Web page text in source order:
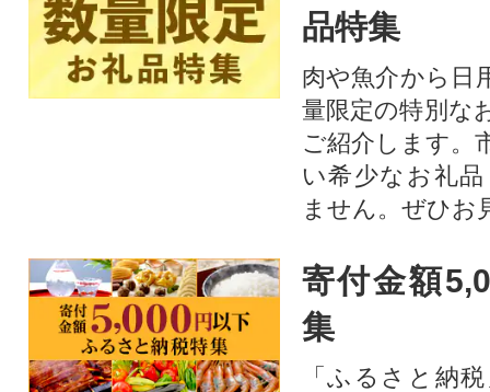
品特集
肉や魚介から日
量限定の特別な
ご紹介します。
い希少なお礼
ません。ぜひお
寄付金額
集
「ふるさと納